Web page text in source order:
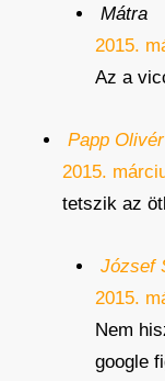
Mátra
2015.
Az a
Papp Olivér
2015.
tetszik az
József
2015.
Nem
google